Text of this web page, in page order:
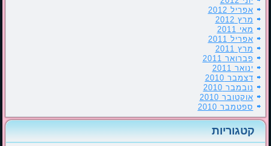
אפריל 2012
מרץ 2012
מאי 2011
אפריל 2011
מרץ 2011
פברואר 2011
ינואר 2011
דצמבר 2010
נובמבר 2010
אוקטובר 2010
ספטמבר 2010
קטגוריות